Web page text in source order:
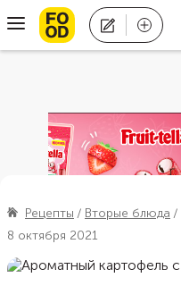
Рецепты Вторые блюда
8 октября 2021